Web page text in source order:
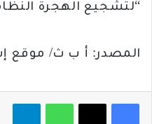
“لتشجيع الهجرة
المصدر: أ ب ث/ موقع
فيسبوك‫X واتساب